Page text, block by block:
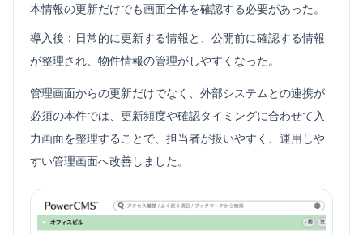
本情報の更新だけでも画面全体を確認する必要があった。
導入後：日常的に更新する情報と、公開前に確認する情報
が整理され、物件情報の管理がしやすくなった。
管理画面からの更新だけでなく、外部システムとの連携が
必須の本件では、更新頻度や確認タイミングに合わせて入
力画面を整理することで、担当者が扱いやすく、運用しや
すい管理画面へ改善しました。